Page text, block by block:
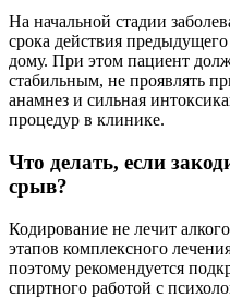
На начальной стадии
срока действия
дому. При этом пациент
стабильным, не проявлять
анамнез и сильная
процедур в клинике.
Что делать, если
срыв?
Кодирование не лечит
этапов комплексного
поэтому рекомендуется
спиртного работой с